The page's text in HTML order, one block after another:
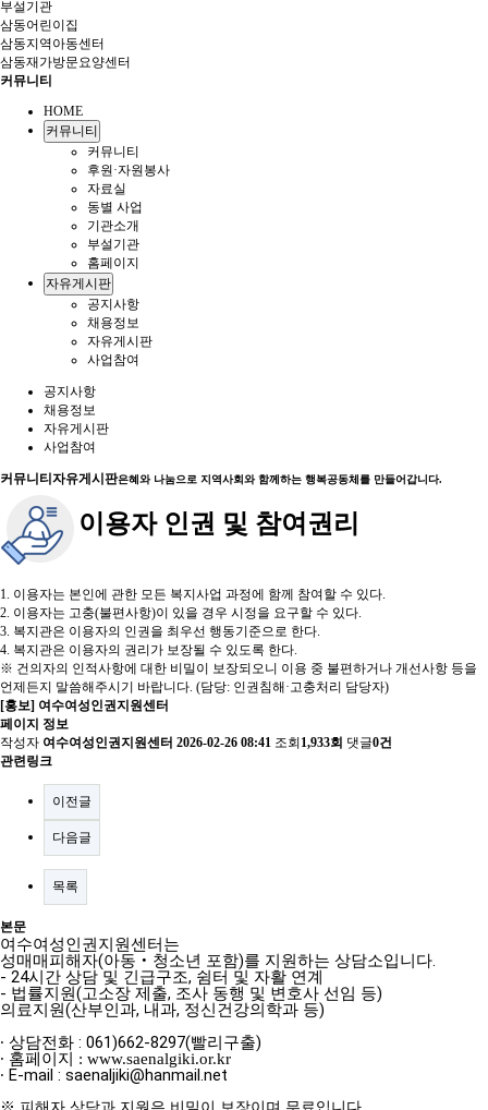
부설기관
삼동어린이집
삼동지역아동센터
삼동재가방문요양센터
커뮤니티
HOME
커뮤니티
커뮤니티
후원·자원봉사
자료실
동별 사업
기관소개
부설기관
홈페이지
자유게시판
공지사항
채용정보
자유게시판
사업참여
공지사항
채용정보
자유게시판
사업참여
커뮤니티 자유게시판은혜와 나눔으로 지역사회와 함께하는 행복공동체를 만들어갑니다.
이용자 인권 및 참여권리
1. 이용자는 본인에 관한 모든 복지사업 과정에 함께 참여할 수 있다.
2. 이용자는 고충(불편사항)이 있을 경우 시정을 요구할 수 있다.
3. 복지관은 이용자의 인권을 최우선 행동기준으로 한다.
4. 복지관은 이용자의 권리가 보장될 수 있도록 한다.
※ 건의자의 인적사항에 대한 비밀이 보장되오니 이용 중 불편하거나 개선사항 등을
언제든지 말씀해주시기 바랍니다. (담당: 인권침해·고충처리 담당자)
[홍보] 여수여성인권지원센터
페이지 정보
작성자 여수여성인권지원센터 2026-02-26 08:41 조회 1,933회 댓글0건
관련링크
이전글
다음글
목록
본문
여수여성인권지원센터는
성매매피해자(아동 ‧ 청소년 포함)를 지원하는 상담소입니다.
- 24시간 상담 및 긴급구조, 쉼터 및 자활 연계
- 법률지원(고소장 제출, 조사 동행 및 변호사 선임 등)
의료지원(산부인과, 내과, 정신건강의학과 등)
∙ 상담전화 : 061)662-8297(빨리구출)
∙ 홈페이지 : www.saenalgiki.or.kr
∙ E-mail : saenaljiki@hanmail.net